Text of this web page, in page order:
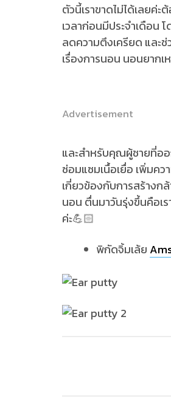
ตัวนี้เราขาดไม่ได้เลยค่
เวลาก่อนมีประจำเดือน โ
ลดความตึงเครียด และ
เรื่องการนอน นอนยาก
Advertisement
และสำหรับคุณผู้ชายที่ออ
ซ่อมแซมเนื้อเยื่อ เพิ่มค
เกี่ยวข้องกับการสร้างก
นอน ตื่นมาวันรุ่งขึ้นคือเ
ค่ะ💪🏻
พิกัดจิ้มเล้ย